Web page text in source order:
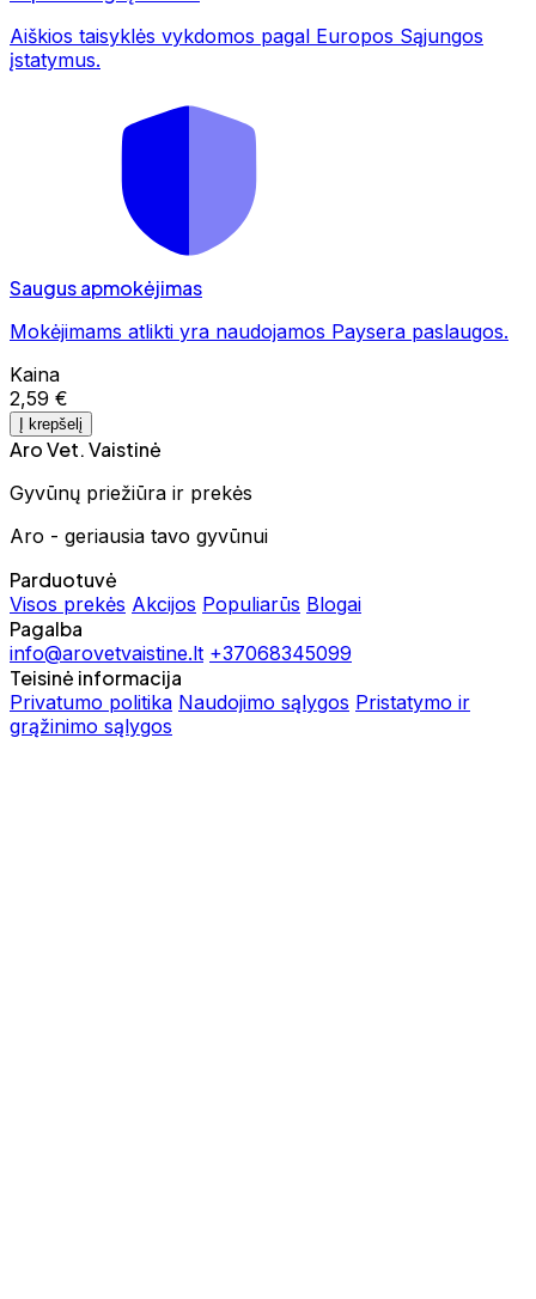
Aiškios taisyklės vykdomos pagal Europos Sąjungos
įstatymus.
Saugus apmokėjimas
Mokėjimams atlikti yra naudojamos Paysera paslaugos.
Kaina
2,59 €
Į krepšelį
Aro Vet. Vaistinė
Gyvūnų priežiūra ir prekės
Aro - geriausia tavo gyvūnui
Parduotuvė
Visos prekės Akcijos Populiarūs Blogai
Pagalba
info@arovetvaistine.lt +37068345099
Teisinė informacija
Privatumo politika Naudojimo sąlygos Pristatymo ir
grąžinimo sąlygos